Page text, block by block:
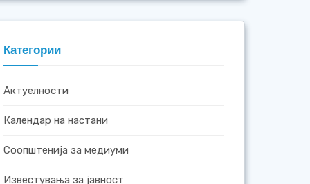
Категории
Актуелности
Календар на настани
Соопштенија за медиуми
Известувања за јавност